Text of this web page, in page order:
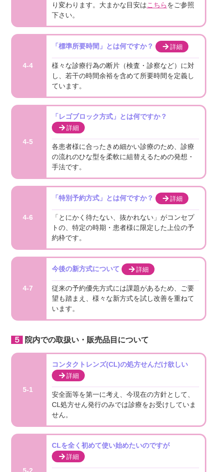
り変わります。大まかな目安はこちらをご参照
下さい。
4-4
「標準所要時間」とは何ですか？ 詳細
様々な診療行為の断片（検査・診察など）に対
し、若干の時間余裕を含めて所要時間を定義し
ています。
4-5
「レゴブロック方式」とは何ですか？
詳細
各患者様に合ったきめ細かい診療のため、診療
の流れのひな型を柔軟に組替えるための発想・
手法です。
4-6
「特別予約方式」とは何ですか？ 詳細
「とにかく待たない、抜かれない」がコンセプ
トの、特定の時期・患者様に限定した上位の予
約枠です。
4-7
今後の新方式について 詳細
従来の予約優先方式には課題があるため、ご要
望も踏まえ、様々な新方式を試し改善を重ねて
います。
５院内での取扱い・販売品目について
5-1
コンタクトレンズ(CL)の処方せんだけ欲しい
詳細
安全面等を第一に考え、今現在の方針として、
CL処方せん発行のみでは診療をお受けしていま
せん。
CLを全く初めて使い始めたいのですが
詳細